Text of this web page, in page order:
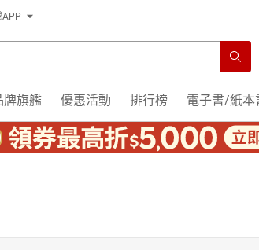
APP
牌旗艦 優惠活動 排行榜 電子書/紙本